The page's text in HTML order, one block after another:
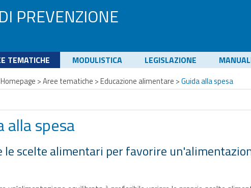
PREVENZIONE
TEMATICHE MODULISTICA LEGISLAZIONE
Homepage >Aree tematiche >Educazione alimentare >Guida alla spesa
alla spesa
le scelte alimentari per favorire